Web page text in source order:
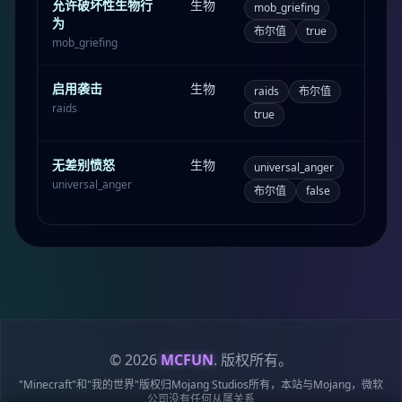
允许破坏性生物行
为
mob_griefing
生物
mob_griefing
布尔值
true
启用袭击
raids
生物 raids
布尔值
true
无差别愤怒
universal_anger
生物
universal_anger
布尔值
false
© 2026 MCFUN. 版权所有。
"Minecraft"和"我的世界"版权归Mojang Studios所有，本站与Mojang，微软
公司没有任何从属关系